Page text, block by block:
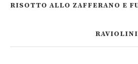
RISOTTO ALLO ZAFFERANO E